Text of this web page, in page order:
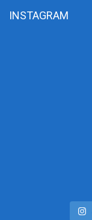
INSTAGRAM